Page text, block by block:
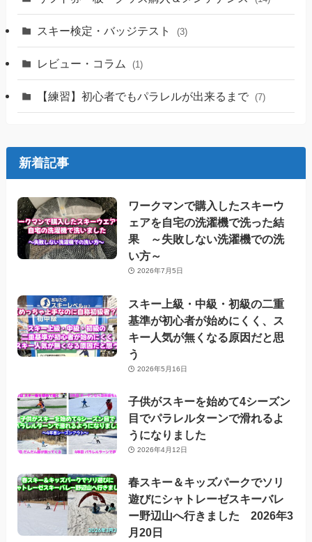
スキー検定・バッジテスト (3)
レビュー・コラム (1)
【練習】初心者でもパラレルが出来るまで (7)
新着記事
ワークマンで購入したスキーウ
ェアを自宅の洗濯機で洗った結
果 ～失敗しない洗濯機での洗
い方～
2026年7月5日
スキー上級・中級・初級の二重
基準が初心者が始めにくく、ス
キー人気が無くなる原因だと思
う
2026年5月16日
子供がスキーを始めて4シーズン
目でパラレルターンで滑れるよ
うになりました
2026年4月12日
春スキー＆キッズパークでソリ
遊びにシャトレーゼスキーバレ
ー野辺山へ行きました 2026年3
月20日